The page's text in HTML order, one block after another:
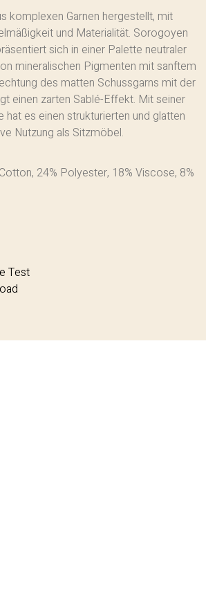
komplexen Garnen hergestellt, mit
und Materialität. Sorogoyen
sich in einer Palette neutraler
mineralischen Pigmenten mit sanftem
des matten Schussgarns mit der
einen zarten Sablé-Effekt. Mit seiner
hat es einen strukturierten und glatten
Nutzung als Sitzmöbel.
24% Polyester, 18% Viscose, 8%
Test